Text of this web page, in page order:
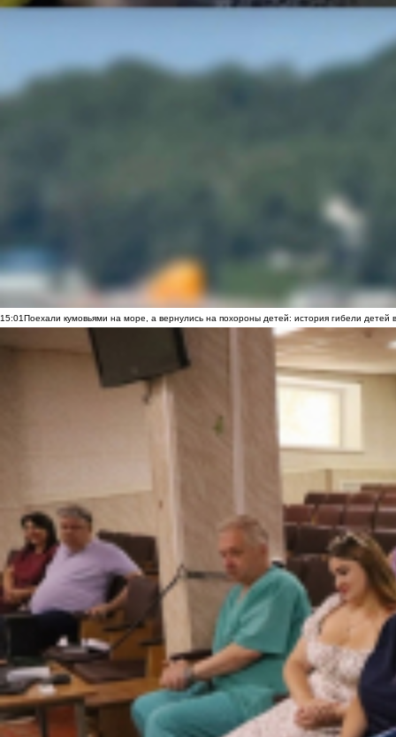
15:01Поехали кумовьями на море, а вернулись на похороны детей: история гибели детей